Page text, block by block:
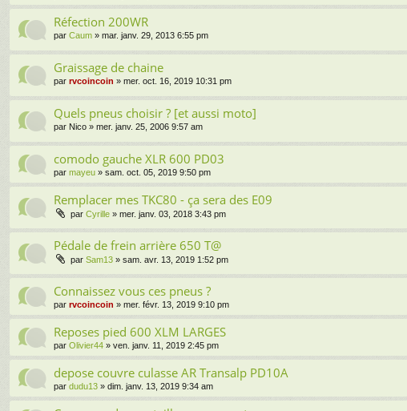
Réfection 200WR
par Caum » mar. janv. 29, 2013 6:55 pm
Graissage de chaine
par rvcoincoin » mer. oct. 16, 2019 10:31 pm
Quels pneus choisir ? [et aussi moto]
par Nico » mer. janv. 25, 2006 9:57 am
comodo gauche XLR 600 PD03
par mayeu » sam. oct. 05, 2019 9:50 pm
Remplacer mes TKC80 - ça sera des E09
par Cyrille » mer. janv. 03, 2018 3:43 pm
Pédale de frein arrière 650 T@
par Sam13 » sam. avr. 13, 2019 1:52 pm
Connaissez vous ces pneus ?
par rvcoincoin » mer. févr. 13, 2019 9:10 pm
Reposes pied 600 XLM LARGES
par Olivier44 » ven. janv. 11, 2019 2:45 pm
depose couvre culasse AR Transalp PD10A
par dudu13 » dim. janv. 13, 2019 9:34 am